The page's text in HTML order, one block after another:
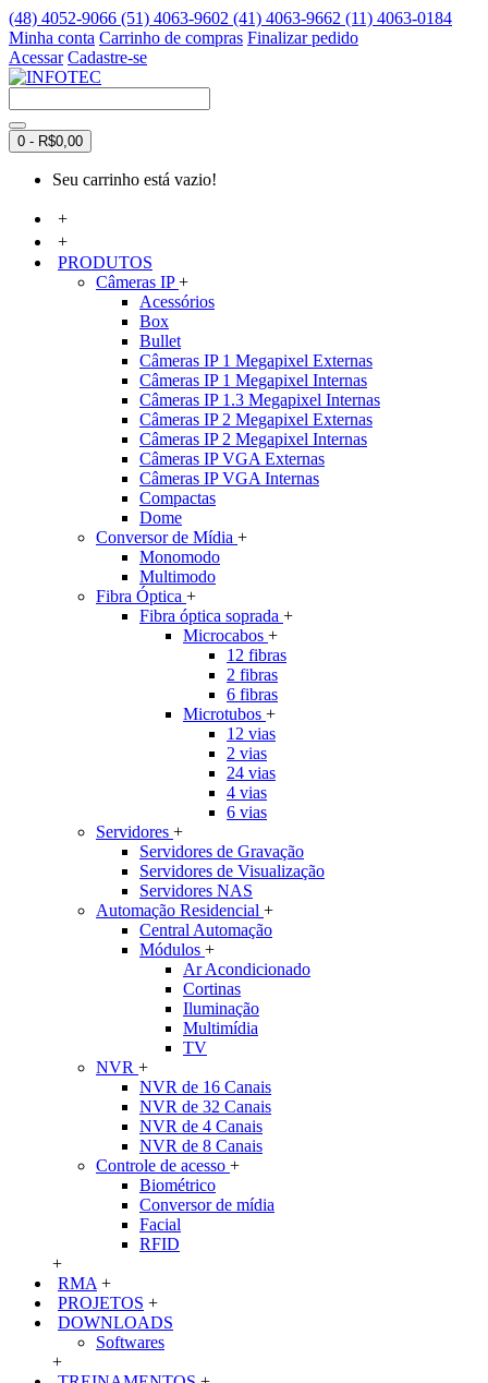
(48) 4052-9066 (51) 4063-9602 (41) 4063-9662 (11) 4063-0184
Minha conta Carrinho de compras Finalizar pedido
Acessar Cadastre-se
0 - R$0,00
Seu carrinho está vazio!
+
+
PRODUTOS
Câmeras IP+
Acessórios
Box
Bullet
Câmeras IP 1 Megapixel Externas
Câmeras IP 1 Megapixel Internas
Câmeras IP 1.3 Megapixel Internas
Câmeras IP 2 Megapixel Externas
Câmeras IP 2 Megapixel Internas
Câmeras IP VGA Externas
Câmeras IP VGA Internas
Compactas
Dome
Conversor de Mídia +
Monomodo
Multimodo
Fibra Óptica +
Fibra óptica soprada +
Microcabos +
12 fibras
2 fibras
6 fibras
Microtubos +
12 vias
2 vias
24 vias
4 vias
6 vias
Servidores +
Servidores de Gravação
Servidores de Visualização
Servidores NAS
Automação Residencial +
Central Automação
Módulos +
Ar Acondicionado
Cortinas
Iluminação
Multimídia
TV
NVR +
NVR de 16 Canais
NVR de 32 Canais
NVR de 4 Canais
NVR de 8 Canais
Controle de acesso +
Biométrico
Conversor de mídia
Facial
RFID
+
RMA +
PROJETOS +
DOWNLOADS
Softwares
+